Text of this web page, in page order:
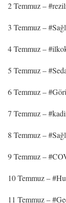
2 Temmuz –
3 Temmuz –
4 Temmuz –
5 Temmuz –
6 Temmuz –
7 Temmuz –
8 Temmuz –
9 Temmuz –
10 Temmuz –
11 Temmuz –